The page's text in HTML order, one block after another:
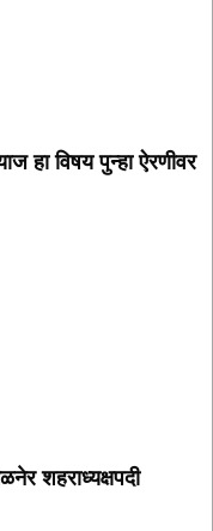
हा विषय पुन्हा ऐरणीवर
शहराध्यक्षपदी